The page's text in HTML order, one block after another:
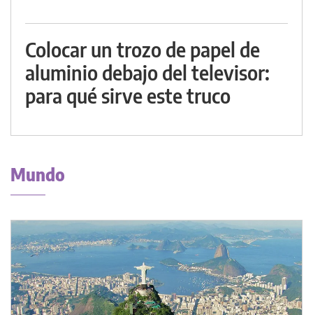
Colocar un trozo de papel de
aluminio debajo del televisor:
para qué sirve este truco
Mundo